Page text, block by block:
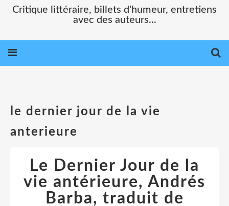
Critique littéraire, billets d'humeur, entretiens
avec des auteurs...
le dernier jour de la vie
anterieure
Le Dernier Jour de la
vie antérieure, Andrés
Barba, traduit de